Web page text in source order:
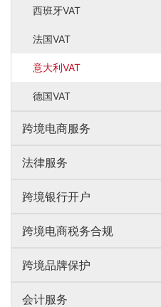
西班牙VAT
法国VAT
意大利VAT
德国VAT
跨境电商服务
法律服务
跨境银行开户
跨境电商税务合规
跨境品牌保护
会计服务